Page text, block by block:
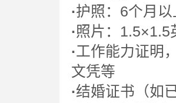
·护照：6个月
·照片：1.5×1.5
·工作能力证明
文凭等
·结婚证书（如